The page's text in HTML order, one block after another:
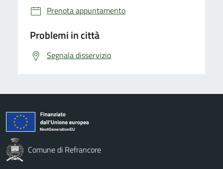
Prenota appuntamento
Problemi in città
Segnala disservizio
Comune di Refrancore